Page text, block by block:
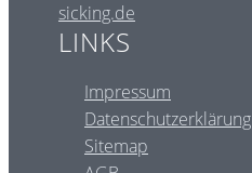
sicking.de
LINKS
Impressum
Datenschutzerklärung
Sitemap